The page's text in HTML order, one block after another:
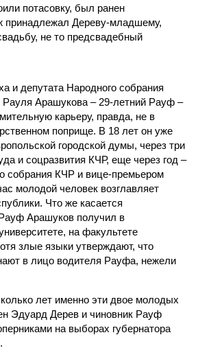
потасовку, был ранен
принадлежал Дереву-младшему,
не то предсвадебный
и депутата Народного собрания
Рауля Арашукова – 29-летний Рауф –
карьеру, правда, не в
поприще. В 18 лет он уже
городской думы, через три
и соцразвития КЧР, еще через год –
собрания КЧР и вице-премьером
молодой человек возглавляет
Что же касается
Арашуков получил в
на факультете
злые языки утверждают, что
в лицо водителя Рауфа, нежели
лет именно эти двое молодых
Эдуард Дерев и чиновник Рауф
на выборах губернатора